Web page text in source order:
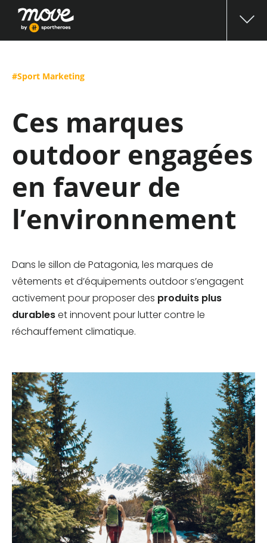
#Sport Marketing
Ces marques
outdoor engagées
en faveur de
l’environnement
Dans le sillon de Patagonia, les marques de
vêtements et d’équipements outdoor s’engagent
activement pour proposer des produits plus
durableset innovent pour lutter contre le
réchauffement climatique.